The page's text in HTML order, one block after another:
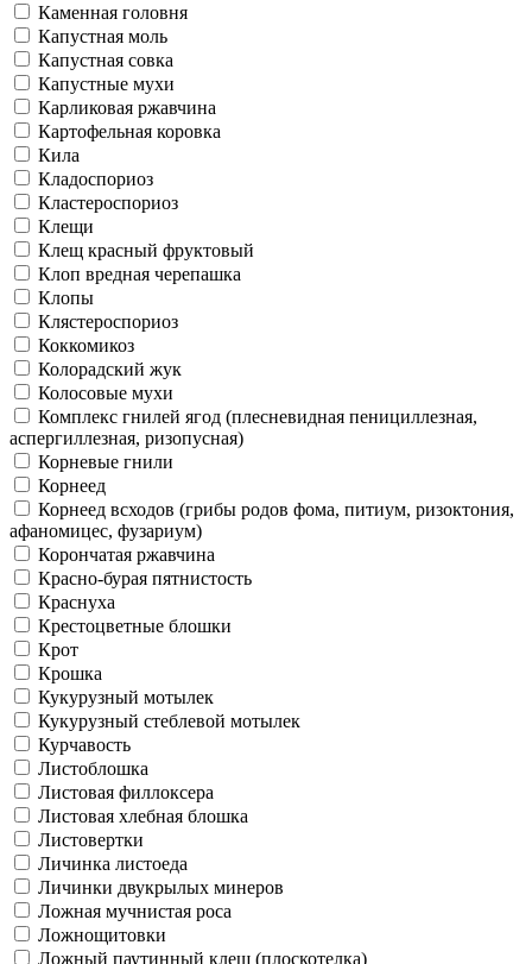
Каменная головня
Капустная моль
Капустная совка
Капустные мухи
Карликовая ржавчина
Картофельная коровка
Кила
Кладоспориоз
Кластероспориоз
Клещи
Клещ красный фруктовый
Клоп вредная черепашка
Клопы
Клястероспориоз
Коккомикоз
Колорадский жук
Колосовые мухи
Комплекс гнилей ягод (плесневидная пенициллезная,
аспергиллезная, ризопусная)
Корневые гнили
Корнеед
Корнеед всходов (грибы родов фома, питиум, ризоктония,
афаномицес, фузариум)
Корончатая ржавчина
Красно-бурая пятнистость
Краснуха
Крестоцветные блошки
Крот
Крошка
Кукурузный мотылек
Кукурузный стеблевой мотылек
Курчавость
Листоблошка
Листовая филлоксера
Листовая хлебная блошка
Листовертки
Личинка листоеда
Личинки двукрылых минеров
Ложная мучнистая роса
Ложнощитовки
Ложный паутинный клещ (плоскотелка)